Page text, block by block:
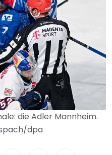
die Adler Mannheim.
dpa